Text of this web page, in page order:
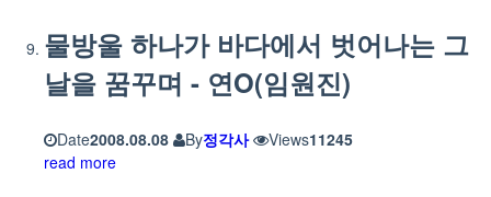
물방울 하나가 바다에서 벗어나는 그
날을 꿈꾸며 - 연O(임원진)
Date2008.08.08 By정각사 Views11245
read more